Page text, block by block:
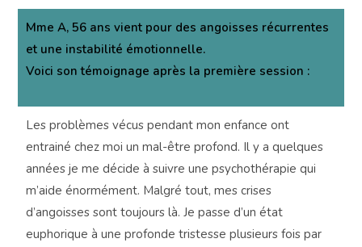
Mme A, 56 ans vient pour des angoisses récurrentes
et une instabilité émotionnelle.
Voici son témoignage après la première session :
Les problèmes vécus pendant mon enfance ont
entrainé chez moi un mal-être profond. Il y a quelques
années je me décide à suivre une psychothérapie qui
m’aide énormément. Malgré tout, mes crises
d’angoisses sont toujours là. Je passe d’un état
euphorique à une profonde tristesse plusieurs fois par